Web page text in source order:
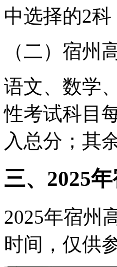
中选择的2
（二）宿州
语文、数学
性考试科目
入总分；其
三、2025
2025年宿州
时间，仅供